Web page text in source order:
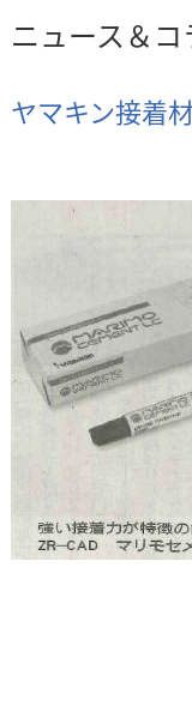
ニュース＆コ
ヤマキン接着材